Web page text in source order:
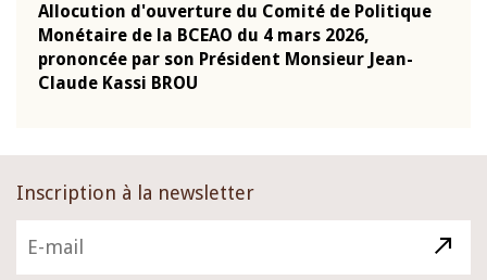
Allocution d'ouverture du Comité de Politique
Monétaire de la BCEAO du 4 mars 2026,
prononcée par son Président Monsieur Jean-
Claude Kassi BROU
Inscription à la newsletter